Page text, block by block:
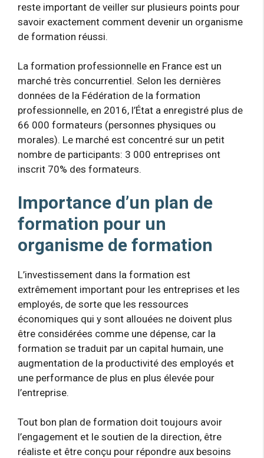
reste important de veiller sur plusieurs points pour
savoir exactement comment devenir un organisme
de formation réussi.
La formation professionnelle en France est un
marché très concurrentiel. Selon les dernières
données de la Fédération de la formation
professionnelle, en 2016, l’État a enregistré plus de
66 000 formateurs (personnes physiques ou
morales). Le marché est concentré sur un petit
nombre de participants: 3 000 entreprises ont
inscrit 70% des formateurs.
Importance d’un plan de
formation pour un
organisme de formation
L’investissement dans la formation est
extrêmement important pour les entreprises et les
employés, de sorte que les ressources
économiques qui y sont allouées ne doivent plus
être considérées comme une dépense, car la
formation se traduit par un capital humain, une
augmentation de la productivité des employés et
une performance de plus en plus élevée pour
l’entreprise.
Tout bon plan de formation doit toujours avoir
l’engagement et le soutien de la direction, être
réaliste et être conçu pour répondre aux besoins